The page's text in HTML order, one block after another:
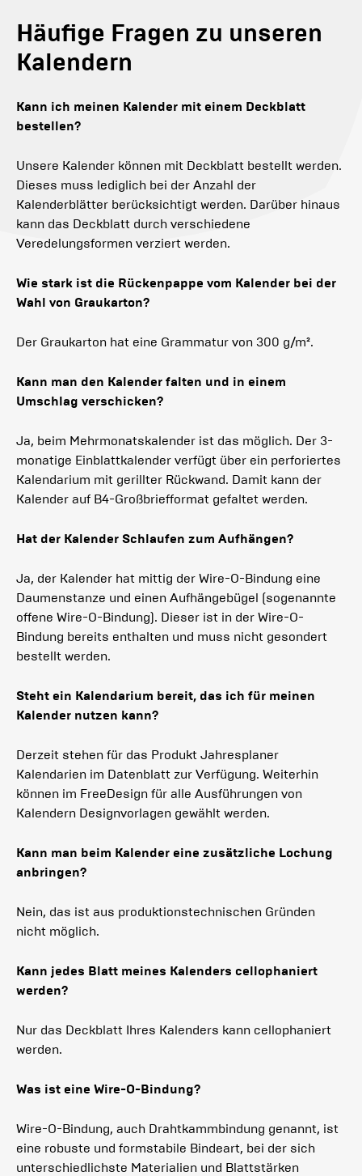
Häufige Fragen zu unseren
Kalendern
Kann ich meinen Kalender mit einem Deckblatt
bestellen?
Unsere Kalender können mit Deckblatt bestellt werden.
Dieses muss lediglich bei der Anzahl der
Kalenderblätter berücksichtigt werden. Darüber hinaus
kann das Deckblatt durch verschiedene
Veredelungsformen verziert werden.
Wie stark ist die Rückenpappe vom Kalender bei der
Wahl von Graukarton?
Der Graukarton hat eine Grammatur von 300 g/m².
Kann man den Kalender falten und in einem
Umschlag verschicken?
Ja, beim Mehrmonatskalender ist das möglich. Der 3-
monatige Einblattkalender verfügt über ein perforiertes
Kalendarium mit gerillter Rückwand. Damit kann der
Kalender auf B4-Großbriefformat gefaltet werden.
Hat der Kalender Schlaufen zum Aufhängen?
Ja, der Kalender hat mittig der Wire-O-Bindung eine
Daumenstanze und einen Aufhängebügel (sogenannte
offene Wire-O-Bindung). Dieser ist in der Wire-O-
Bindung bereits enthalten und muss nicht gesondert
bestellt werden.
Steht ein Kalendarium bereit, das ich für meinen
Kalender nutzen kann?
Derzeit stehen für das Produkt Jahresplaner
Kalendarien im Datenblatt zur Verfügung. Weiterhin
können im FreeDesign für alle Ausführungen von
Kalendern Designvorlagen gewählt werden.
Kann man beim Kalender eine zusätzliche Lochung
anbringen?
Nein, das ist aus produktionstechnischen Gründen
nicht möglich.
Kann jedes Blatt meines Kalenders cellophaniert
werden?
Nur das Deckblatt Ihres Kalenders kann cellophaniert
werden.
Was ist eine Wire-O-Bindung?
Wire-O-Bindung, auch Drahtkammbindung genannt, ist
eine robuste und formstabile Bindeart, bei der sich
unterschiedlichste Materialien und Blattstärken